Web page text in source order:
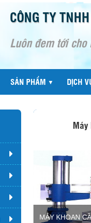
CÔNG TY
Luôn đem tới
SẢN PHẨM ▼ DỊCH
Máy
MÁY KHOAN